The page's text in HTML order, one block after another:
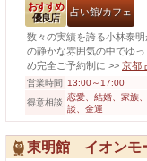
おすすめ
優良店
占い館/カフェ
数々の実績を誇る小林泰
の静かな雰囲気の中でゆ
め完全ご予約制に >> 京都
営業時間
13:00～17:00
得意相談
恋愛、結婚、家族
談、金運
東明館 イオンモ